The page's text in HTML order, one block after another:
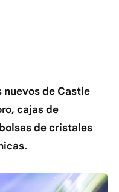
de Castle
cajas de
de cristales